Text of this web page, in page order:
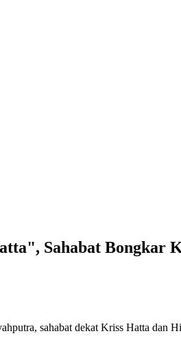
Sahabat Bongkar
sahabat dekat Kriss Hatta dan